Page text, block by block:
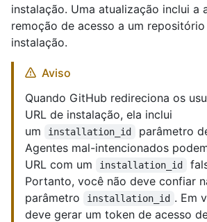
instalação. Uma atualização inclui a
remoção de acesso a um
instalação.
Aviso
Quando GitHub redireciona os
URL de instalação, ela inclui
um
installation_id
parâmetro
Agentes mal-intencionados
URL com um
installation_id
Portanto, você não deve confiar
parâmetro
installation_id . Em
deve gerar um token de acesso